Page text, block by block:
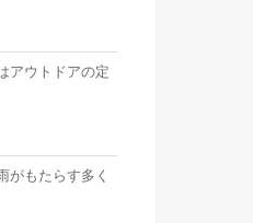
アウトドアの定
がもたらす多く